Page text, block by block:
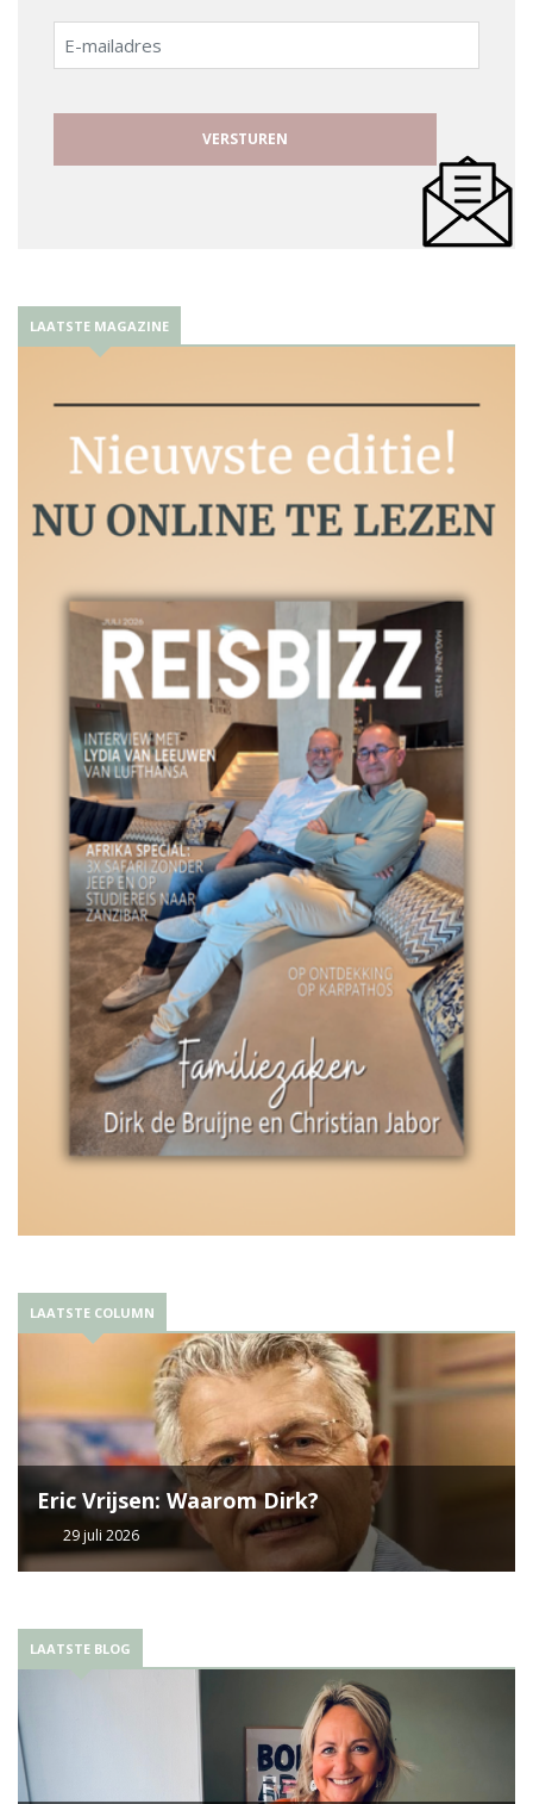
E-
mailadres
LAATSTE MAGAZINE
LAATSTE COLUMN
Eric Vrijsen: Waarom Dirk?
29 juli 2026
LAATSTE BLOG